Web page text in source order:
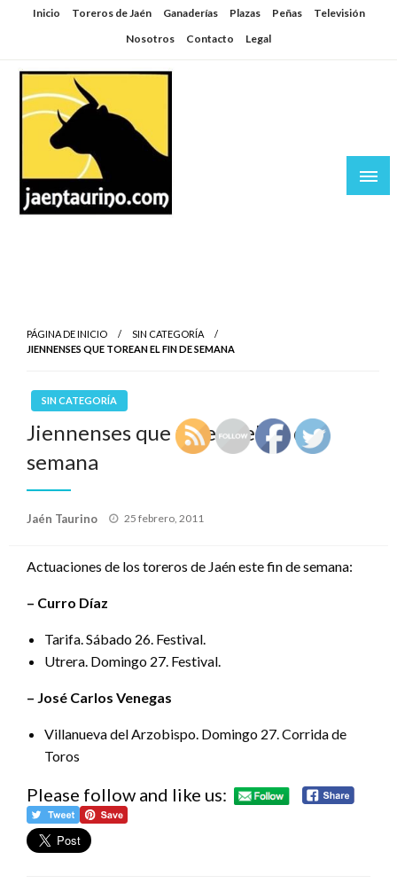
SaltarInicio Toreros de Jaén Ganaderías Plazas Peñas
Televisión
Nosotros
Contacto Legal
PÁGINA DE INICIO
SIN CATEGORÍA
JIENNENSES QUE TOREAN EL FIN DE SEMANA
SIN CATEGORÍA
Jiennenses que torean el fin de
semana
Jaén Taurino
Publicado
25 febrero, 2011
Actuaciones de los toreros de Jaén este fin de semana:
– Curro Díaz
Tarifa. Sábado 26. Festival.
Utrera. Domingo 27. Festival.
– José Carlos Venegas
Villanueva del Arzobispo. Domingo 27. Corrida de
Toros
Please follow and like us: